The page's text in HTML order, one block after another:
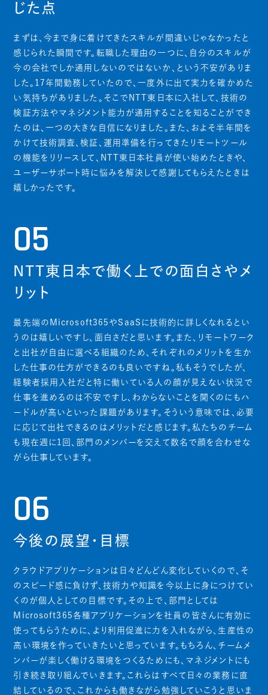
じた点
まずは、今まで身に着けてきたスキルが間違いじゃなかったと
感じられた瞬間です。転職した理由の一つに、自分のスキルが
今の会社でしか通用しないのではないか、という不安がありま
した。17年間勤務していたので、一度外に出て実力を確かめた
い気持ちがありました。そこでNTT東日本に入社して、技術の
検証方法やマネジメント能力が通用することを知ることができ
たのは、一つの大きな自信になりました。また、およそ半年間を
かけて技術調査、検証、運用準備を行ってきたリモートツール
の機能をリリースして、NTT東日本社員が使い始めたときや、
ユーザーサポート時に悩みを解決して感謝してもらえたときは
嬉しかったです。
05
NTT東日本で働く上での面白さやメ
リット
最先端のMicrosoft365やSaaSに技術的に詳しくなれるとい
うのは嬉しいですし、面白さだと思います。また、リモートワーク
と出社が自由に選べる組織のため、それぞれのメリットを生か
した仕事の仕方ができるのも良いですね。私もそうでしたが、
経験者採用入社だと特に働いている人の顔が見えない状況で
仕事を進めるのは不安ですし、わからないことを聞くのにもハ
ードルが高いといった課題があります。そういう意味では、必要
に応じて出社できるのはメリットだと感じます。私たちのチーム
も現在週に1回、部門のメンバーを交えて数名で顔を合わせな
がら仕事しています。
06
今後の展望・目標
クラウドアプリケーションは日々どんどん変化していくので、そ
のスピード感に負けず、技術力や知識を今以上に身につけてい
くのが個人としての目標です。その上で、部門としては
Microsoft365各種アプリケーションを社員の皆さんに有効に
使ってもらうために、より利用促進に力を入れながら、生産性の
高い環境を作っていきたいと思っています。もちろん、チームメ
ンバーが楽しく働ける環境をつくるためにも、マネジメントにも
引き続き取り組んでいきます。これらはすべて日々の業務に直
結しているので、これからも働きながら勉強していこうと思いま